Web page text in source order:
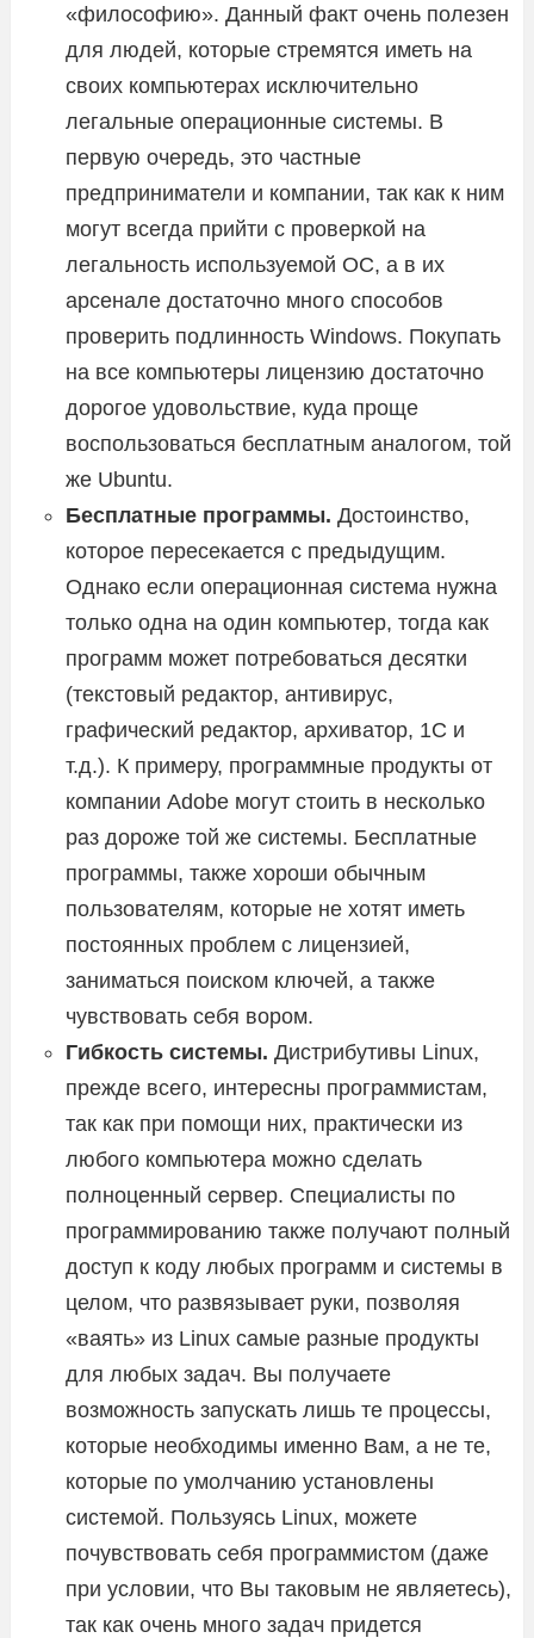
«философию». Данный факт очень полезен
для людей, которые стремятся иметь на
своих компьютерах исключительно
легальные операционные системы. В
первую очередь, это частные
предприниматели и компании, так как к ним
могут всегда прийти с проверкой на
легальность используемой ОС, а в их
арсенале достаточно много способов
проверить подлинность Windows. Покупать
на все компьютеры лицензию достаточно
дорогое удовольствие, куда проще
воспользоваться бесплатным аналогом, той
же Ubuntu.
Бесплатные программы. Достоинство,
которое пересекается с предыдущим.
Однако если операционная система нужна
только одна на один компьютер, тогда как
программ может потребоваться десятки
(текстовый редактор, антивирус,
графический редактор, архиватор, 1С и
т.д.). К примеру, программные продукты от
компании Adobe могут стоить в несколько
раз дороже той же системы. Бесплатные
программы, также хороши обычным
пользователям, которые не хотят иметь
постоянных проблем с лицензией,
заниматься поиском ключей, а также
чувствовать себя вором.
Гибкость системы. Дистрибутивы Linux,
прежде всего, интересны программистам,
так как при помощи них, практически из
любого компьютера можно сделать
полноценный сервер. Специалисты по
программированию также получают полный
доступ к коду любых программ и системы в
целом, что развязывает руки, позволяя
«ваять» из Linux самые разные продукты
для любых задач. Вы получаете
возможность запускать лишь те процессы,
которые необходимы именно Вам, а не те,
которые по умолчанию установлены
системой. Пользуясь Linux, можете
почувствовать себя программистом (даже
при условии, что Вы таковым не являетесь),
так как очень много задач придется